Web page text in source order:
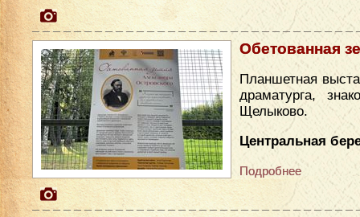
Обетованная
Планшетная
драматурга,
Щелыково.
Центральная
Подробнее